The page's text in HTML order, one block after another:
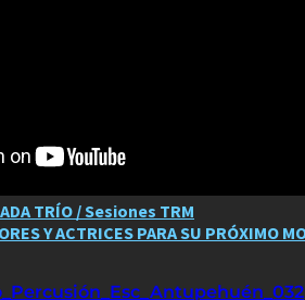
TRÍO / Sesiones TRM
Y ACTRICES PARA SU PRÓXIMO